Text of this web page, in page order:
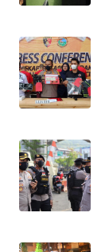
MALUT
WN
DAIRI
WN
TOBA
WN
NIAS
WN